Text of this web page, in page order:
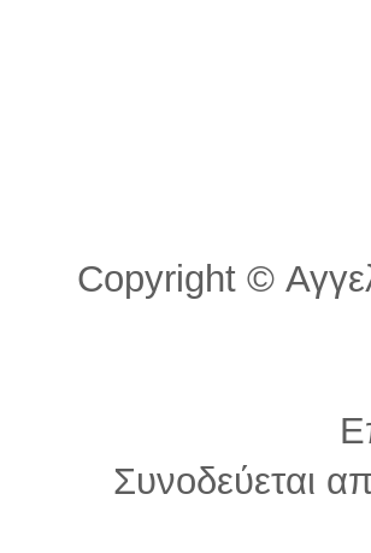
Copyright ©
Συνοδεύεται